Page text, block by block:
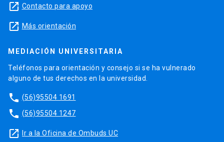
launch Contacto para apoyo
launch Más orientación
MEDIACIÓN UNIVERSITARIA
Teléfonos para orientación y consejo si se ha vulnerado
alguno de tus derechos en la universidad.
phone (56)95504 1691
phone (56)95504 1247
launch Ir a la Oficina de Ombuds UC